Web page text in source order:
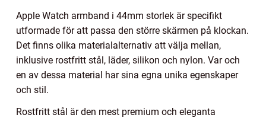
Apple Watch armband i 44mm storlek är specifikt
utformade för att passa den större skärmen på klockan.
Det finns olika materialalternativ att välja mellan,
inklusive rostfritt stål, läder, silikon och nylon. Var och
en av dessa material har sina egna unika egenskaper
och stil.
Rostfritt stål är den mest premium och eleganta